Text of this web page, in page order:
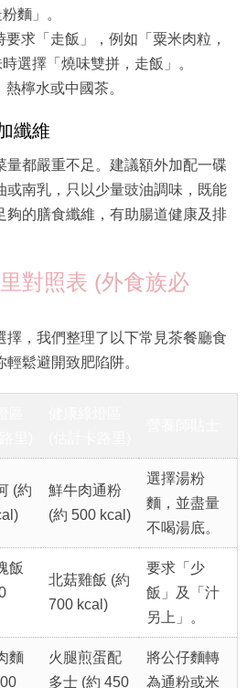
麵」。
要求「走飯」，例如「粟米肉粒，
選擇「燒味雙拼，走飯」。
檸水或中國茶。
纖維
量都嚴重不足。建議額外加配一碟
或南乳，只以少量豉油調味，既能
夠的膳食纖維，有助腸道健康及排
對照表 (外食族必
擇，我們整理了以下常見茶餐廳食
鬆避開致肥陷阱。
(約
鮮牛肉通粉
(約 500 kcal)
選擇湯粉
麵，並盡量
不喝湯底。
飯
北菇雞飯 (約
700 kcal)
要求「少
飯」及「汁
另上」。
麵
火腿煎蛋配
多士 (約 450
將公仔麵轉
為通粉或米